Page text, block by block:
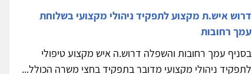
דרוש איש.ת מקצוע לתפקיד ניהולי מקצועי בשלוחת
עמך רחובות
בסניף עמך רחובות והשפלה דרוש.ה איש מקצוע טיפולי
לתפקיד ניהולי מקצועי מדובר בתפקיד בחצי משרה הכולל...